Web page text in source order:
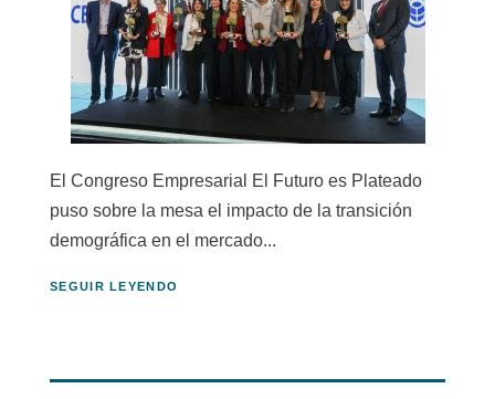
El Congreso Empresarial El Futuro es Plateado
puso sobre la mesa el impacto de la transición
demográfica en el mercado...
SEGUIR LEYENDO